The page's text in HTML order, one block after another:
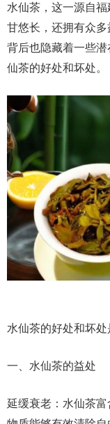
水仙茶，这一源自
甘悠长，还拥有众
背后也隐藏着一些
仙茶的好处和坏处。
水仙茶的好处和坏处
一、水仙茶的益处
延缓衰老：水仙茶